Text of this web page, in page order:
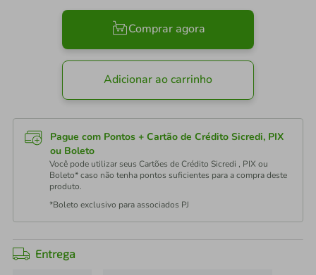
Comprar agora
Adicionar ao carrinho
Pague com Pontos + Cartão de Crédito Sicredi, PIX
ou Boleto
Você pode utilizar seus Cartões de Crédito Sicredi , PIX ou
Boleto* caso não tenha pontos suficientes para a compra deste
produto.
*Boleto exclusivo para associados PJ
Entrega